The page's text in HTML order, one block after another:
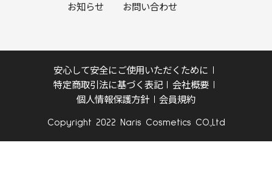
お知らせ お問い合わせ
安心して安全にご使用いただくために
特定商取引法に基づく表記
会社概要
個人情報保護方針
会員規約
Copyright 2022 Naris Cosmetics CO.,Ltd